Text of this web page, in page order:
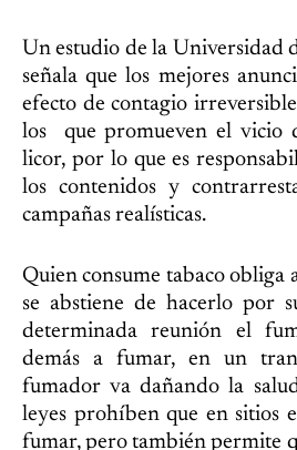
Un estudio de la Universidad
señala que los mejores
efecto de contagio
los que promueven el vicio
licor, por lo que es
los contenidos y
campañas realísticas.
Quien consume tabaco obliga
se abstiene de hacerlo por
determinada reunión el
demás a fumar, en un
fumador va dañando la
leyes prohíben que en sitios
fumar, pero también permite